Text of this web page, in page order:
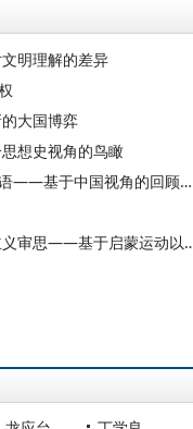
明理解的差异
大国博弈
想史视角的鸟瞰
刘文明：西方国际关系理论中的“文明”话语——基于中国视角的回顾与反思
吴旭平 于松江：“文明”概念的历史唯